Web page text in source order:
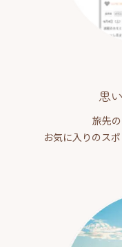
思
旅先
お気に入りのス